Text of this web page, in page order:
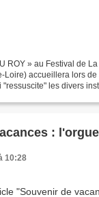
ROY » au Festival de
Loire) accueillera lors
les divers
:
10:28